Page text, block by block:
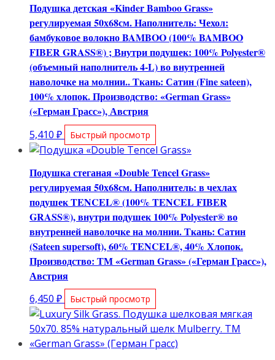
Подушка детская «Kinder Bamboo Grass»
регулируемая 50х68см. Наполнитель: Чехол:
бамбуковое волокно BAMBOO (100% BAMBOO
FIBER GRASS®) ; Внутри подушек: 100% Polyester®
(объемный наполнитель 4-L) во внутренней
наволочке на молнии.. Ткань: Сатин (Fine sateen),
100% хлопок. Производство: «German Grass»
(«Герман Грасс»), Австрия
5,410 ₽ Быстрый просмотр
Подушка стеганая «Double Tencel Grass»
регулируемая 50х68см. Наполнитель: в чехлах
подушек TENCEL® (100% TENCEL FIBER
GRASS®), внутри подушек 100% Polyester® во
внутренней наволочке на молнии. Ткань: Сатин
(Sateen supersoft), 60% TENCEL®, 40% Хлопок.
Производство: ТМ «German Grass» («Герман Грасс»),
Австрия
6,450 ₽ Быстрый просмотр